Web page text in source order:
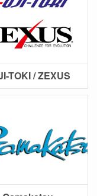
TOKI / ZEXUS